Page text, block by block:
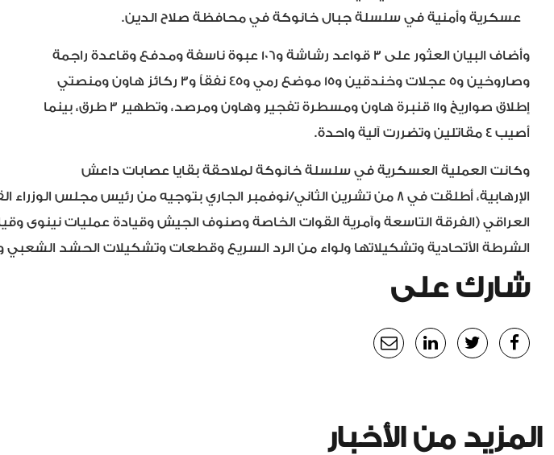
عسكرية وأمنية في سلسلة جبال خانوكة في محافظة صلاح الدين.
وأضاف البيان العثور على 3 قواعد رشاشة و106 عبوة ناسفة ومدفع وقاعدة راجمة
وصاروخين و5 عجلات وخندقين و15 موضع رمي و45 نفقاً و3 ركائز هاون ومنصتي
إطلاق صواريخ و11 قنبرة هاون ومسطرة تفجير وهاون ومرصد، وتطهير 3 طرق، بينما
أصيب 4 مقاتلين وتضررت آلية واحدة.
وكانت العملية العسكرية في سلسلة خانوكة لملاحقة بقايا عصابات داعش
الإرهابية، أطلقت في 8 من تشرين الثاني/نوفمبر الجاري بتوجيه من رئيس
العراقي (الفرقة التاسعة وآمرية القوات الخاصة وصنوف الجيش وقيادة عمليات نينوى
الشرطة الأتحادية وتشكيلاتها ولواء من الرد السريع وقطعات وتشكيلات الحشد الشعبي
شارك على
المزيد من الأخبار